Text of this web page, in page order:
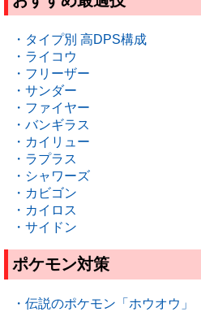
・タイプ別 高DPS構成
・ライコウ
・フリーザー
・サンダー
・ファイヤー
・バンギラス
・カイリュー
・ラプラス
・シャワーズ
・カビゴン
・カイロス
・サイドン
ポケモン対策
・伝説のポケモン「ホウオウ」